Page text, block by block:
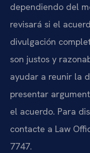
dependiendo del
revisará si el
divulgación
son justos y
ayudar a reunir la
presentar
el acuerdo. Para
contacte a Law
7747.